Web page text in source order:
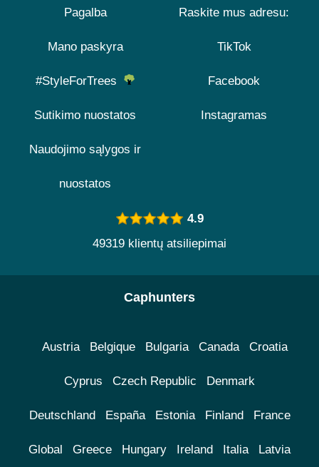
Pagalba
Mano paskyra
#StyleForTrees
Sutikimo nuostatos
Naudojimo sąlygos ir
nuostatos
Raskite mus adresu:
TikTok
Facebook
Instagramas
4.9
49319 klientų atsiliepimai
Caphunters
Austria Belgique Bulgaria Canada Croatia
Cyprus Czech Republic Denmark
Deutschland España Estonia Finland France
Global Greece Hungary Ireland Italia Latvia